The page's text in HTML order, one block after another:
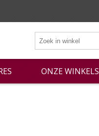
ONZE WINKELS